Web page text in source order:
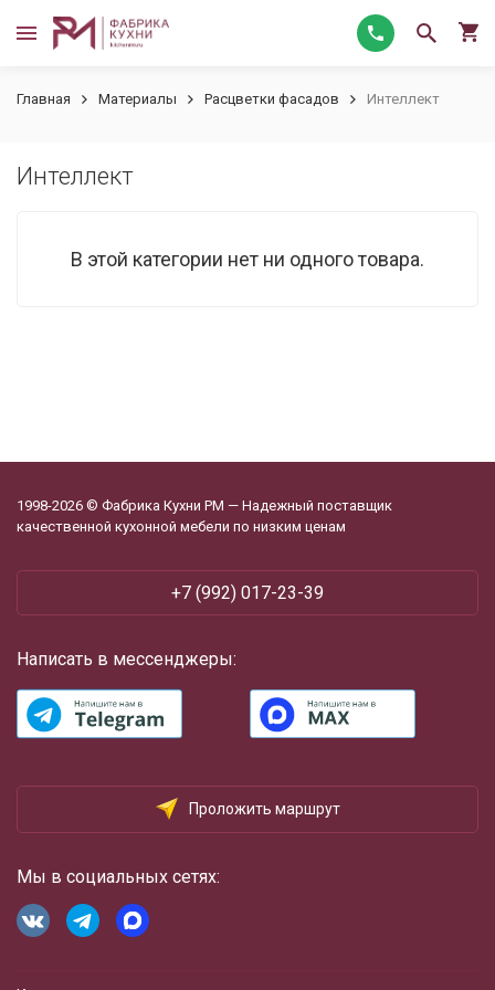
Главная Материалы Расцветки фасадов Интеллект
Интеллект
В этой категории нет ни одного товара.
1998-2026 © Фабрика Кухни РМ — Надежный поставщик
качественной кухонной мебели по низким ценам
+7 (992) 017-23-39
Написать в мессенджеры:
Проложить маршрут
Мы в социальных сетях: